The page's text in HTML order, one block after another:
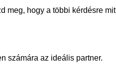
meg, hogy a többi kérdésre
számára az ideális partner.